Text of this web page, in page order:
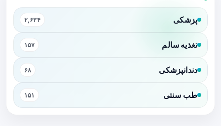
پزشکی ۲,۶۳۴
تغذیه سالم ۱۵۷
دندانپزشکی ۶۸
طب سنتی ۱۵۱